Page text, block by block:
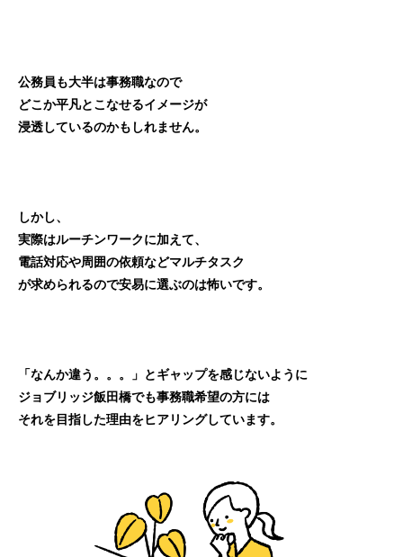
公務員も大半は事務職なので
どこか平凡とこなせるイメージが
浸透しているのかもしれません。
しかし、
実際はルーチンワークに加えて、
電話対応や周囲の依頼などマルチタスク
が求められるので安易に選ぶのは怖いです。
「なんか違う。。。」とギャップを感じないように
ジョブリッジ飯田橋でも事務職希望の方には
それを目指した理由をヒアリングしています。